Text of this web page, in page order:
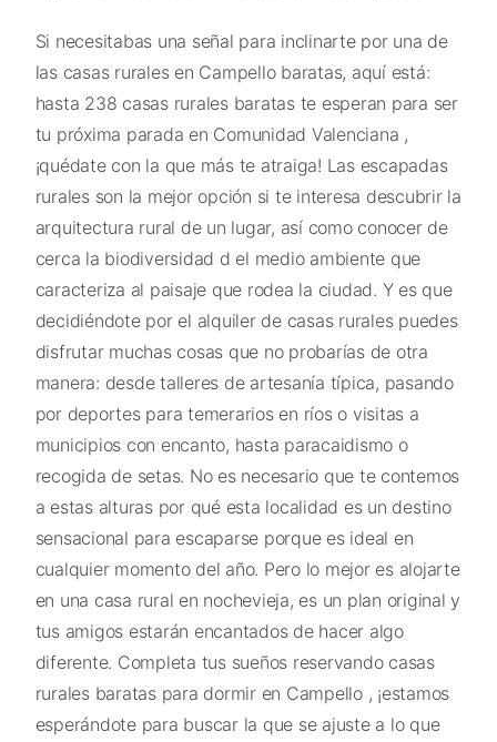
Si necesitabas una señal para inclinarte por una de
las casas rurales en Campello baratas, aquí está:
hasta 238 casas rurales baratas te esperan para ser
tu próxima parada en Comunidad Valenciana ,
¡quédate con la que más te atraiga! Las escapadas
rurales son la mejor opción si te interesa descubrir la
arquitectura rural de un lugar, así como conocer de
cerca la biodiversidad d el medio ambiente que
caracteriza al paisaje que rodea la ciudad. Y es que
decidiéndote por el alquiler de casas rurales puedes
disfrutar muchas cosas que no probarías de otra
manera: desde talleres de artesanía típica, pasando
por deportes para temerarios en ríos o visitas a
municipios con encanto, hasta paracaidismo o
recogida de setas. No es necesario que te contemos
a estas alturas por qué esta localidad es un destino
sensacional para escaparse porque es ideal en
cualquier momento del año. Pero lo mejor es alojarte
en una casa rural en nochevieja, es un plan original y
tus amigos estarán encantados de hacer algo
diferente. Completa tus sueños reservando casas
rurales baratas para dormir en Campello , ¡estamos
esperándote para buscar la que se ajuste a lo que